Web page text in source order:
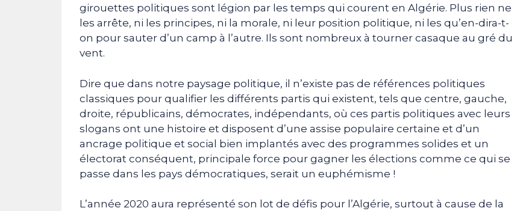
girouettes politiques sont légion par les temps qui courent en Algérie. Plus rien ne
les arrête, ni les principes, ni la morale, ni leur position politique, ni les qu’en-dira-t-
on pour sauter d’un camp à l’autre. Ils sont nombreux à tourner casaque au gré du
vent.
Dire que dans notre paysage politique, il n’existe pas de références politiques
classiques pour qualifier les différents partis qui existent, tels que centre, gauche,
droite, républicains, démocrates, indépendants, où ces partis politiques avec leurs
slogans ont une histoire et disposent d’une assise populaire certaine et d’un
ancrage politique et social bien implantés avec des programmes solides et un
électorat conséquent, principale force pour gagner les élections comme ce qui se
passe dans les pays démocratiques, serait un euphémisme !
L’année 2020 aura représenté son lot de défis pour l’Algérie, surtout à cause de la